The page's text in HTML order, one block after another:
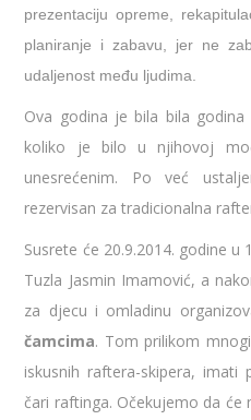
prezentaciju opreme,
planiranje i zabavu, jer ne
udaljenost među ljudima.
Ova godina je bila bila
koliko je bilo u njihovoj
unesrećenim. Po već
rezervisan za tradicionalna
Susrete će 20.9.2014. godine
Tuzla Jasmin Imamović, a
za djecu i omladinu
čamcima. Tom prilikom
iskusnih raftera-skipera,
čari raftinga. Očekujemo da